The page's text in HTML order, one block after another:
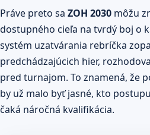
Práve preto sa ZOH 2030 môžu
dostupného cieľa na tvrdý boj o
systém uzatvárania rebríčka
predchádzajúcich hier,
pred turnajom. To znamená, že
by už malo byť jasné, kto
čaká náročná kvalifikácia.